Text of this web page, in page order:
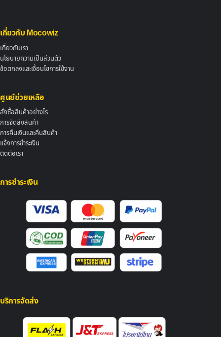
เกี่ยวกับ Mocowiz
เกี่ยวกับเรา
นโยบายความเป็นส่วนตัว
ข้อตกลงและเงื่อนไขการใช้งาน
ศูนย์ช่วยเหลือ
สั่งซื้อสินค้าอย่างไร
การจัดส่งสินค้า
การคืนเงินและคืนสินค้า
แจ้งการชำระเงิน
ติดต่อเรา
การชำระเงิน
บริการจัดส่ง